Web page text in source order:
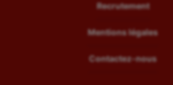
Recrutement
Mentions légales
Contactez-nous